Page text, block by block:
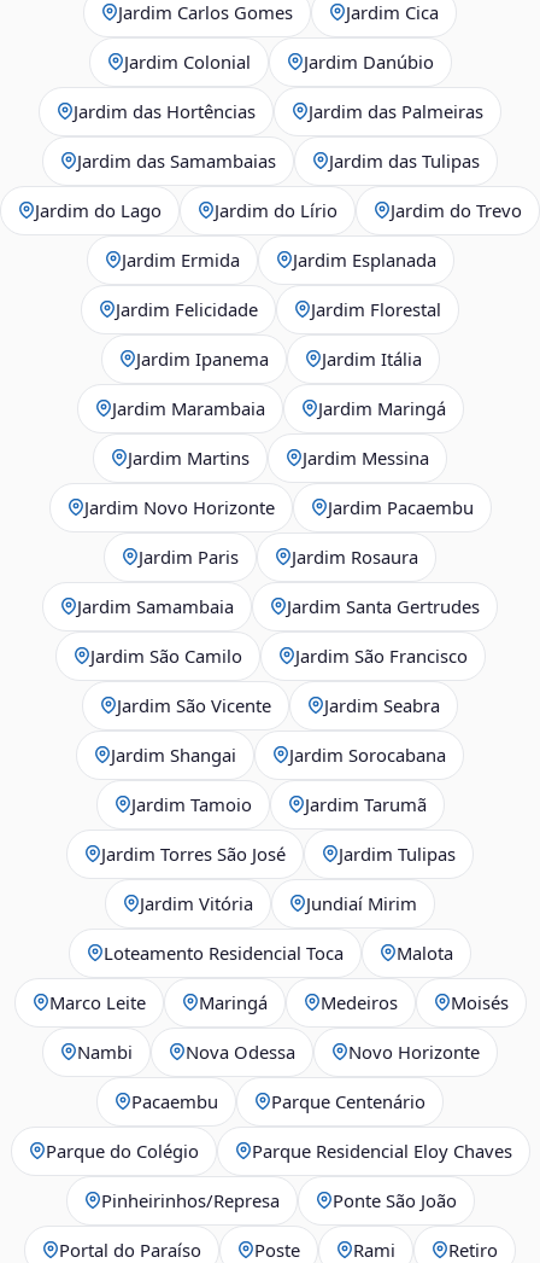
Jardim Carlos Gomes Jardim Cica
Jardim Colonial Jardim Danúbio
Jardim das Hortências Jardim das Palmeiras
Jardim das Samambaias Jardim das Tulipas
Jardim do Lago Jardim do Lírio Jardim do Trevo
Jardim Ermida Jardim Esplanada
Jardim Felicidade Jardim Florestal
Jardim Ipanema Jardim Itália
Jardim Marambaia Jardim Maringá
Jardim Martins Jardim Messina
Jardim Novo Horizonte Jardim Pacaembu
Jardim Paris Jardim Rosaura
Jardim Samambaia Jardim Santa Gertrudes
Jardim São Camilo Jardim São Francisco
Jardim São Vicente Jardim Seabra
Jardim Shangai Jardim Sorocabana
Jardim Tamoio Jardim Tarumã
Jardim Torres São José Jardim Tulipas
Jardim Vitória Jundiaí Mirim
Loteamento Residencial Toca Malota
Marco Leite Maringá Medeiros Moisés
Nambi Nova Odessa Novo Horizonte
Pacaembu Parque Centenário
Parque do Colégio Parque Residencial Eloy Chaves
Pinheirinhos/Represa Ponte São João
Portal do Paraíso Poste Rami Retiro